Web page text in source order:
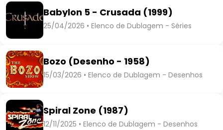
Babylon 5 - Crusada (1999)
25/04/2026 • Elenco de Dublagem - Séries
Bozo (Desenho - 1958)
15/03/2026 • Elenco de Dublagem - Desenhos
Spiral Zone (1987)
12/11/2025 • Elenco de Dublagem - Desenhos